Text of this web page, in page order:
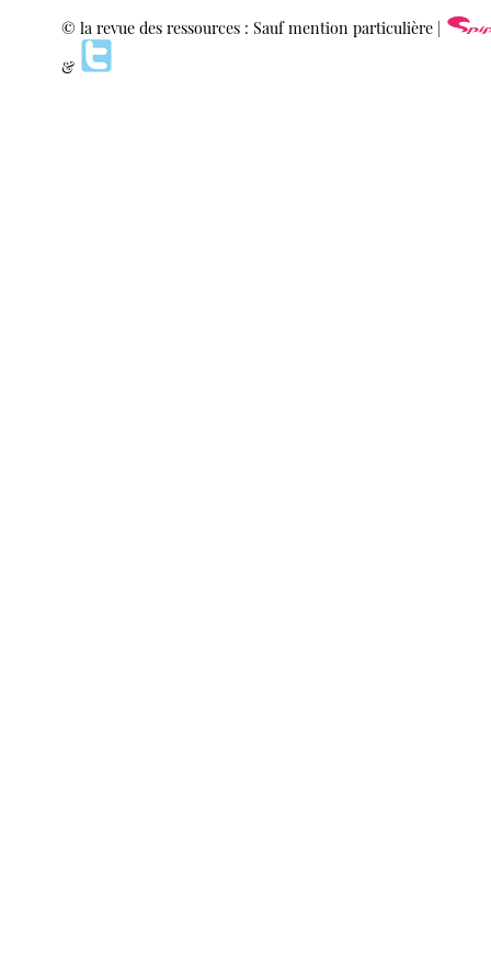
© la revue des ressources : Sauf mention particulière |
&